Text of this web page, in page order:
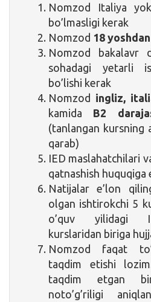
Nomzod Italiya
bo’lmasligi kerak
Nomzod 18 yoshdan
Nomzod bakalavr
sohadagi yetarli
bo’lishi kerak
Nomzod ingliz,
kamida B2
(tanlangan kursning
qarab)
IED maslahatchilari
qatnashish huquqiga
Natijalar e’lon
olgan ishtirokchi 5
o’quv yilidagi
kurslaridan biriga
Nomzod faqat
taqdim etishi
taqdim etgan
noto’g’riligi